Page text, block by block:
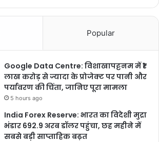
Popular
Google Data Centre: विशाखापट्टनम में ₹1
लाख करोड़ से ज्यादा के प्रोजेक्ट पर पानी और
पर्यावरण की चिंता, जानिए पूरा मामला
5 hours ago
India Forex Reserve: भारत का विदेशी मुद्रा
भंडार 692.9 अरब डॉलर पहुंचा, छह महीने में
सबसे बड़ी साप्ताहिक बढ़त